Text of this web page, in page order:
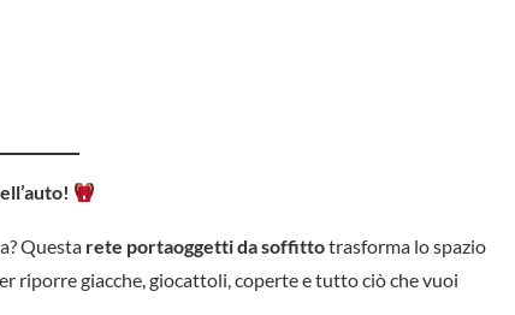
Questa rete portaoggetti da soffittotrasforma lo spazio
riporre giacche, giocattoli, coperte e tutto ciò che vuoi